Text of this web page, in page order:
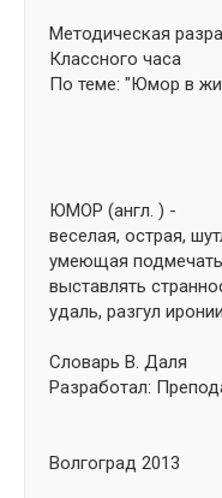
Методическая
Классного часа
По теме: "Юмор в
ЮМОР (англ. ) -
веселая, острая,
умеющая
выставлять
удаль, разгул
Словарь В. Даля
Разработал:
Волгоград 2013